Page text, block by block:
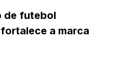
de futebol
a marca